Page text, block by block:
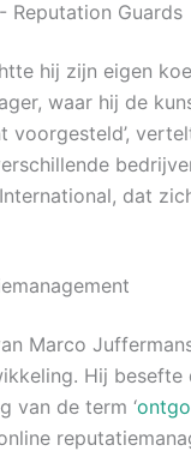
Reputation Guards
hij zijn eigen
waar hij de
voorgesteld’,
dat
Marco
Hij
van de term ‘